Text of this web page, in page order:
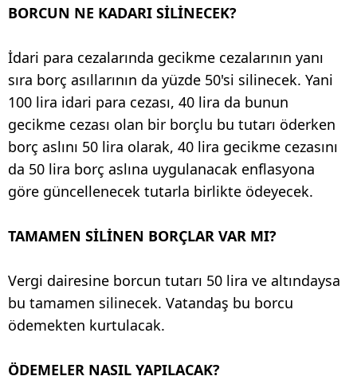
BORCUN NE KADARI SİLİNECEK?
İdari para cezalarında gecikme cezalarının yanı
sıra borç asıllarının da yüzde 50'si silinecek. Yani
100 lira idari para cezası, 40 lira da bunun
gecikme cezası olan bir borçlu bu tutarı öderken
borç aslını 50 lira olarak, 40 lira gecikme cezasını
da 50 lira borç aslına uygulanacak enflasyona
göre güncellenecek tutarla birlikte ödeyecek.
TAMAMEN SİLİNEN BORÇLAR VAR MI?
Vergi dairesine borcun tutarı 50 lira ve altındaysa
bu tamamen silinecek. Vatandaş bu borcu
ödemekten kurtulacak.
ÖDEMELER NASIL YAPILACAK?